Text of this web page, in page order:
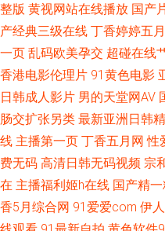
熟女在线破膜 国产有码网在线 91
情网 久久福利社 91成人网站 久操
91n免视频 www怡春院com 欧美
青草免费视频 阿片综合网 探花唐
处女在 东京热性爱www 天堂网
91cn男 波多野结衣先峰影音 欧
整版 黄视网站在线播放 国产
产经典三级在线 丁香婷婷五
一页 乱码欧美孕交 超碰在线
香港电影伦理片 91黄色电影
日韩成人影片 男的天堂网AV
肠交扩张另类 最新亚洲日韩
线 主播第一页 丁香五月网 性
费无码 高清日韩无码视频 宗
在 主播福利姬h在线 国产精
香5月综合网 91爱爱com 伊